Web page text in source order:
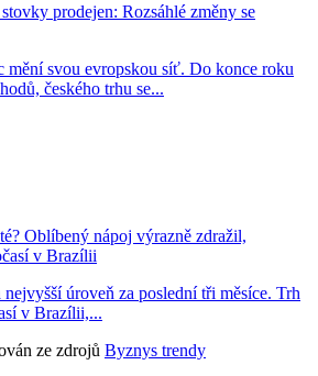
prodejen: Rozsáhlé změny se
mění svou evropskou síť. Do konce roku
českého trhu se...
Oblíbený nápoj výrazně zdražil,
v Brazílii
nejvyšší úroveň za poslední tři měsíce. Trh
v Brazílii,...
ze zdrojů Byznys trendy